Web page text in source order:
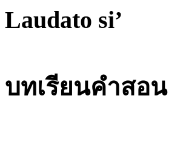
Laudato si’
บทเรียนคำสอน